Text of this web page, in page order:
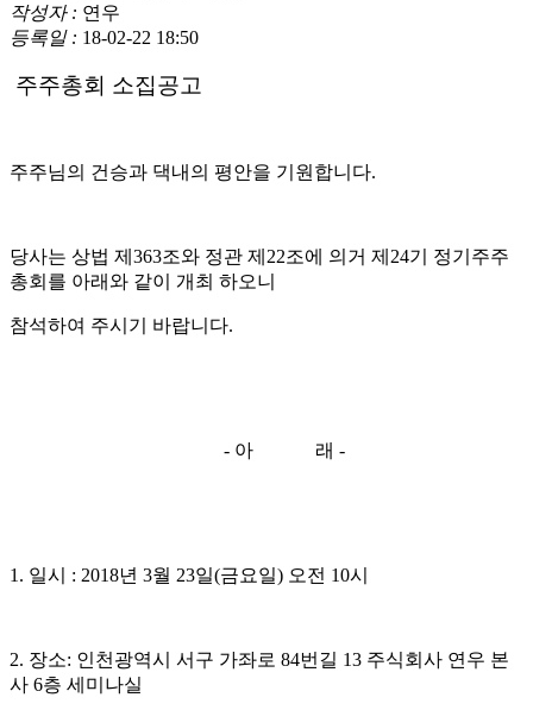
작성자 : 연우
등록일 : 18-02-22 18:50
주주총회 소집공고
주주님의 건승과 댁내의 평안을 기원합니다.
당사는 상법 제363조와 정관 제22조에 의거 제24기 정기주주
총회를 아래와 같이 개최 하오니
참석하여 주시기 바랍니다.
- 아 래 -
1. 일시 : 2018년 3월 23일(금요일) 오전 10시
2. 장소: 인천광역시 서구 가좌로 84번길 13 주식회사 연우 본
사 6층 세미나실